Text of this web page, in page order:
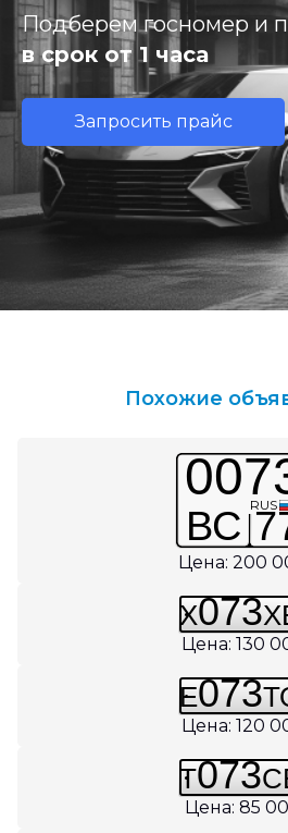
Подберем госномер и
в срок от 1 часа
Запросить прайс
Похожие
RUS
ВС
Цена: 200
Х073
Цена: 130
Е073
Цена: 120
Т073
Цена: 85